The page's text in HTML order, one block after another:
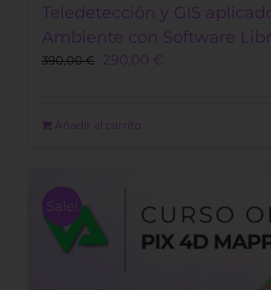
Teledetección y GIS
Ambiente con Software
390,00€
Original
390,00 €.
290,00 €
Añadir al carrito
Sale!